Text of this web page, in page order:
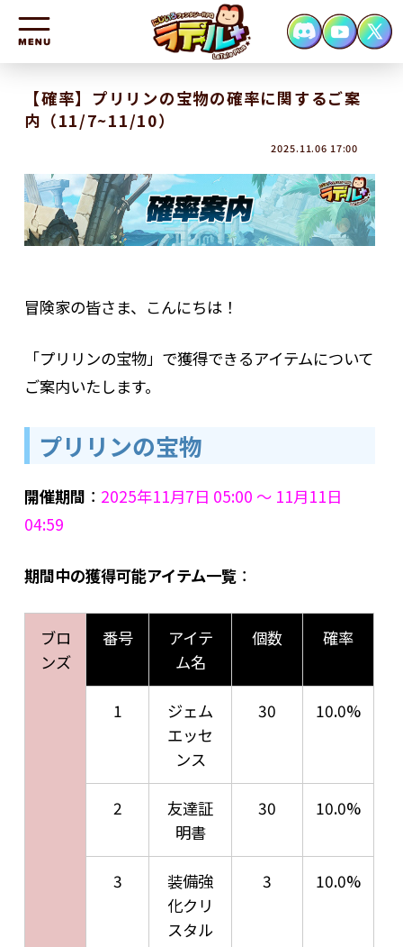
HOME
NEWS
SYSTEM
FAQ
【確率】プリリンの宝物の確率に関するご案
内（11/7~11/10）
2025.11.06 17:00
冒険家の皆さま、こんにちは！
「プリリンの宝物」で獲得できるアイテムについて
ご案内いたします。
プリリンの宝物
開催期間 ： 2025年11月7日 05:00 ～ 11月11日
04:59
期間中の獲得可能アイテム一覧 ：
ブロ
ンズ
番号
アイテ
ム名
個数 確率
1
ジェム
エッセ
ンス
30 10.0%
2
友達証
明書
30 10.0%
3
装備強
化クリ
スタル
3 10.0%